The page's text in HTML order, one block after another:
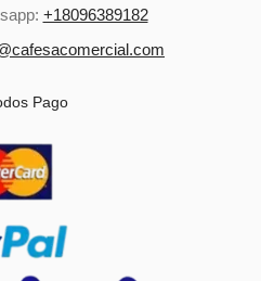
+18096389182
Pago